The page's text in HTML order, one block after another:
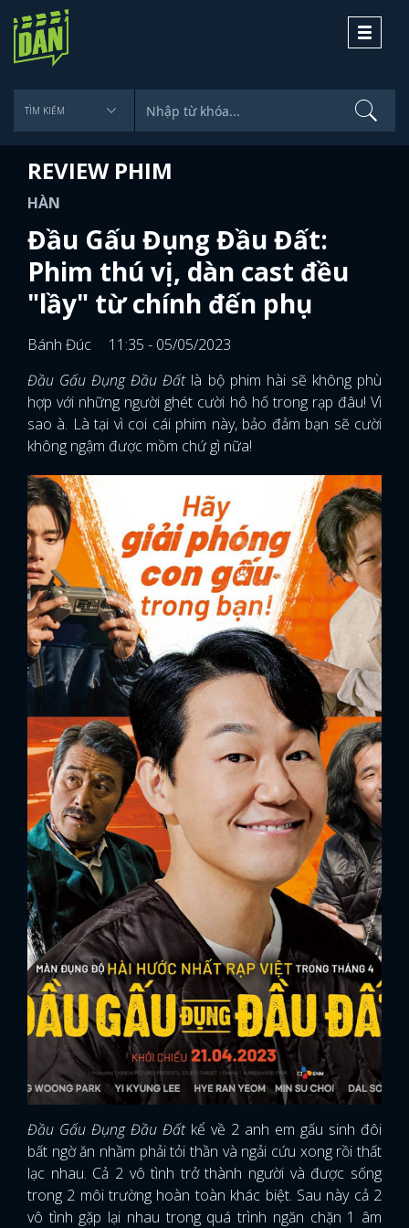
Toggle
REVIEW PHIM
HÀN
Đầu Gấu Đụng Đầu Đất:
Phim thú vị, dàn cast đều
"lầy" từ chính đến phụ
Bánh Đúc
11:35 - 05/05/2023
Đầu Gấu Đụng Đầu Đấtlà bộ phim hài sẽ không phù
hợp với những người ghét cười hô hố trong rạp đâu! Vì
sao à. Là tại vì coi cái phim này, bảo đảm bạn sẽ cười
không ngậm được mồm chứ gì nữa!
Đầu Gấu Đụng Đầu Đấtkể về 2 anh em gấu sinh đôi
bất ngờ ăn nhầm phải tỏi thần và ngải cứu xong rồi thất
lạc nhau. Cả 2 vô tình trở thành người và được sống
trong 2 môi trường hoàn toàn khác biệt. Sau này cả 2
vô tình gặp lại nhau trong quá trình ngăn chặn 1 âm